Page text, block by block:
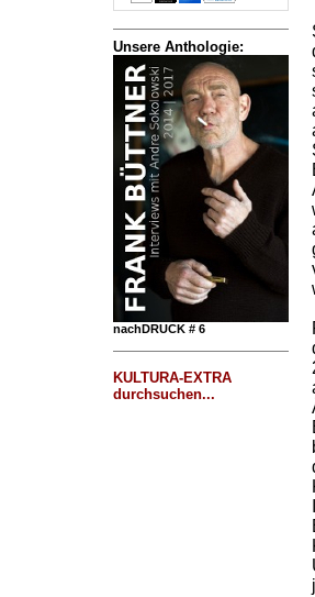
Unsere Anthologie:
nachDRUCK # 6
KULTURA-EXTRA
durchsuchen...